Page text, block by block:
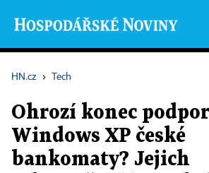
HN.cz › Tech
Ohrozí konec
Windows XP české
bankomaty? Jejich